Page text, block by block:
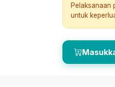
Pelaksanaan
untuk